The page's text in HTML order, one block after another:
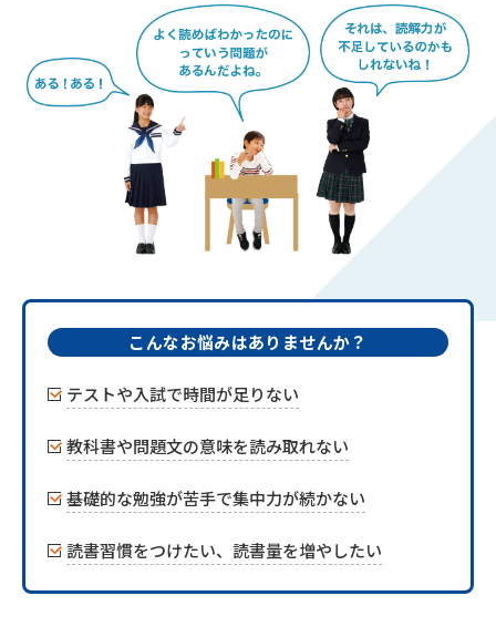
こんなお悩みはありませんか？
テストや入試で時間が足りない
教科書や問題文の意味を読み取れない
基礎的な勉強が苦手で集中力が続かない
読書習慣をつけたい、読書量を増やしたい